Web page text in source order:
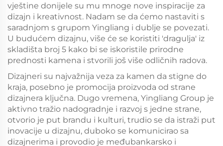
vještine donijele su mu mnoge nove inspiracije za
dizajn i kreativnost. Nadam se da ćemo nastaviti s
saradnjom s grupom Yingliang i dublje se povezati.
U budućem dizajnu, više će se koristiti 'dragulja' iz
skladišta broj 5 kako bi se iskoristile prirodne
prednosti kamena i stvorili još više odličnih radova.
Dizajneri su najvažnija veza za kamen da stigne do
kraja, posebno je promocija proizvoda od strane
dizajnera ključna. Dugo vremena, Yingliang Group je
aktivno tražio nadogradnje i razvoj s jedne strane,
otvorio je put brandu i kulturi, trudio se da istraži put
inovacije u dizajnu, duboko se komunicirao sa
dizajnerima i provodio je međubankarsko i